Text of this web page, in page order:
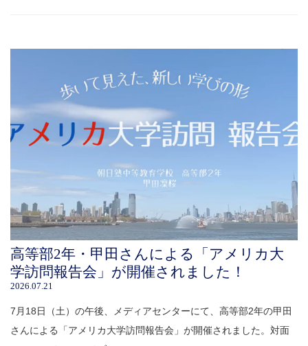
高等部2年・甲田さんによる「アメリカ大
学訪問報告会」が開催されました！
2026.07.21
7月18日（土）の午後、メディアセンターにて、高等部2年の甲田
さんによる「アメリカ大学訪問報告会」が開催されました。対面